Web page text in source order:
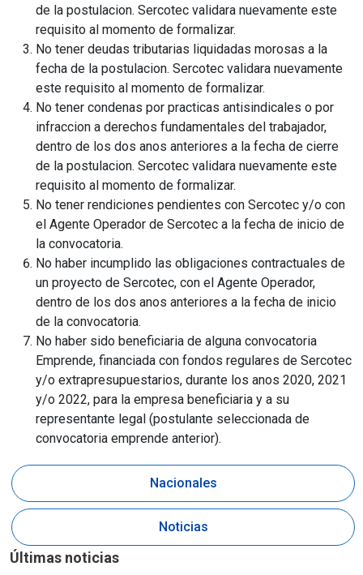
de la postulacion. Sercotec validara nuevamente este
requisito al momento de formalizar.
No tener deudas tributarias liquidadas morosas a la
fecha de la postulacion. Sercotec validara nuevamente
este requisito al momento de formalizar.
No tener condenas por practicas antisindicales o por
infraccion a derechos fundamentales del trabajador,
dentro de los dos anos anteriores a la fecha de cierre
de la postulacion. Sercotec validara nuevamente este
requisito al momento de formalizar.
No tener rendiciones pendientes con Sercotec y/o con
el Agente Operador de Sercotec a la fecha de inicio de
la convocatoria.
No haber incumplido las obligaciones contractuales de
un proyecto de Sercotec, con el Agente Operador,
dentro de los dos anos anteriores a la fecha de inicio
de la convocatoria.
No haber sido beneficiaria de alguna convocatoria
Emprende, financiada con fondos regulares de Sercotec
y/o extrapresupuestarios, durante los anos 2020, 2021
y/o 2022, para la empresa beneficiaria y a su
representante legal (postulante seleccionada de
convocatoria emprende anterior).
Nacionales
Noticias
Últimas noticias